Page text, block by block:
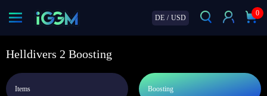
DE / USD
0
Helldivers 2 Boosting
Items Boosting